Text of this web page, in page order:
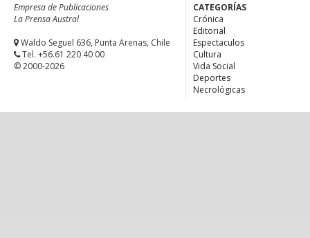
Empresa de Publicaciones
La Prensa Austral
Waldo Seguel 636, Punta Arenas, Chile
Tel. +56.61 220 40 00
© 2000-2026
CATEGORÍAS
Crónica
Editorial
Espectaculos
Cultura
Vida Social
Deportes
Necrológicas